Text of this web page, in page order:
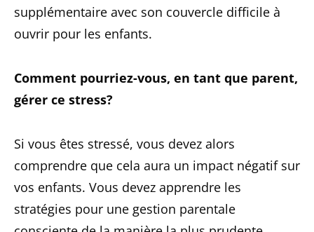
supplémentaire avec son couvercle difficile à
ouvrir pour les enfants.
Comment pourriez-vous, en tant que parent,
gérer ce stress?
Si vous êtes stressé, vous devez alors
comprendre que cela aura un impact négatif sur
vos enfants. Vous devez apprendre les
stratégies pour une gestion parentale